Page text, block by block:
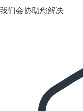
我们会协助您解决